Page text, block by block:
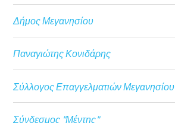
Δήμος Μεγανησίου
Παναγιώτης Κονιδάρης
Σύλλογος Επαγγελματιών Μεγανησίου
Σύνδεσμος "Μέντης"